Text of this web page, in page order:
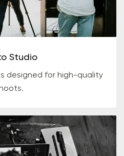
Studio
designed for high-quality